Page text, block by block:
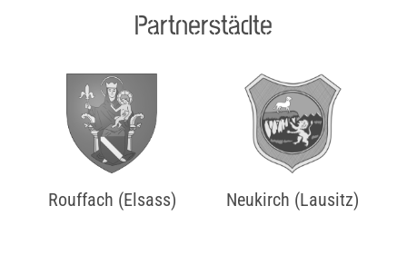
Partnerstädte
Rouffach (Elsass) Neukirch (Lausitz)